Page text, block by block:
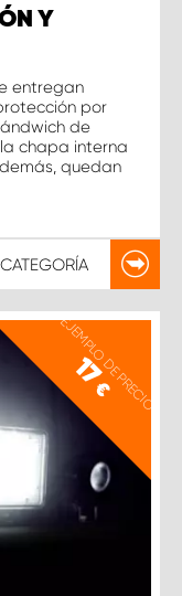
Y
entregan
por
de
chapa interna
quedan
EJEMPLO DE PRECIO
17
€